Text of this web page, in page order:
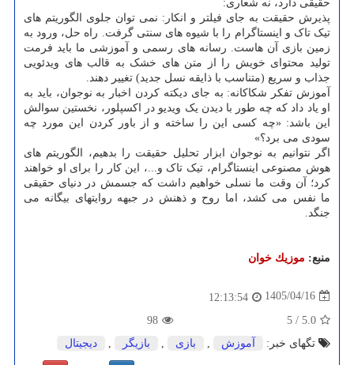
حقیقی دارد، نه شعاری:
پذیرش حقیقت به جای فیلتر و انکار: نمی توان جلوی الگوریتم های
تیک تاک و اینستاگرام را با شیوه های سنتی گرفت. راه حل، ورود به
زمین بازی آن هاست. رسانه های رسمی و آموزشی ما باید فرمت
تولید محتوای خویش را از متن های خشک به قالب های ویدئویی
جذاب و سریع (متناسب با ذایقه نسل جدید) تغییر دهند.
آموزش تفکر شکاکانه: به جای دیکته کردن اخبار به نوجوان، باید به
او یاد داد که چه طور با دیدن یک ویدیو در اکسپلور، نخستین سوالش
این باشد: «چه کسی این را ساخته و از باور کردن این مورد چه
سودی می برد؟»
اگر نتوانیم به نوجوان ابزار تحلیل حقیقت را بدهیم، الگوریتم های
هوش مصنوعی اینستاگرام، تیک تاک و...، این کار را برای او خواهند
کرد؛ آن وقت ما نسلی خواهیم داشت که جسمش در دنیای حقیقی
ما نفس می کشد، اما روح و ذهنش در جبهه روایتهای بیگانه می
جنگد.
منبع: موزیك خوان
1405/04/16
12:13:54
5.0
/
5
98
تگهای خبر:
آموزش بازی بازیگر دیجیتال